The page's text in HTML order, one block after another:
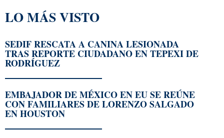
LO MÁS VISTO
SEDIF RESCATA A CANINA LESIONADA
TRAS REPORTE CIUDADANO EN TEPEXI DE
RODRÍGUEZ
EMBAJADOR DE MÉXICO EN EU SE REÚNE
CON FAMILIARES DE LORENZO SALGADO
EN HOUSTON